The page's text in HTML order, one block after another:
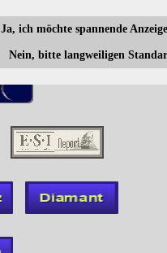
Ja, ich möchte spannende
Nein, bitte langweiligen